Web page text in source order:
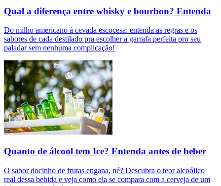
Qual a diferença entre whisky e bourbon? Entenda
Do milho americano à cevada escocesa: entenda as regras e os
sabores de cada destilado pra escolher a garrafa perfeita pro seu
paladar sem nenhuma complicação!
Quanto de álcool tem Ice? Entenda antes de beber
O sabor docinho de frutas engana, né? Descubra o teor alcoólico
real dessa bebida e veja como ela se compara com a cerveja de um